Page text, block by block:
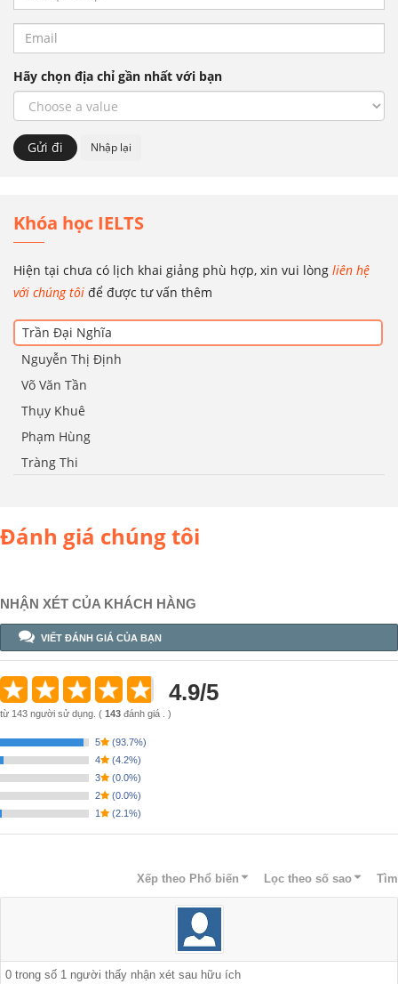
Hãy chọn địa chỉ gần nhất với bạn
Khóa học IELTS
Hiện tại chưa có lịch khai giảng phù hợp, xin vui lòng liên hệ
với chúng tôi để được tư vấn thêm
Trần Đại Nghĩa
Nguyễn Thị Định
Võ Văn Tần
Thụy Khuê
Phạm Hùng
Tràng Thi
Đánh giá chúng tôi
NHẬN XÉT CỦA KHÁCH HÀNG
VIẾT ĐÁNH GIÁ CỦA BẠN
4.9/5
từ 143 người sử dụng. ( 143 đánh giá . )
5 (93.7%)
4
(4.2%)
3
(0.0%)
2
(0.0%)
1
(2.1%)
Tìm
Lọc theo số sao
Xếp theo Phổ biến
0 trong số 1 người thấy nhận xét sau hữu ích